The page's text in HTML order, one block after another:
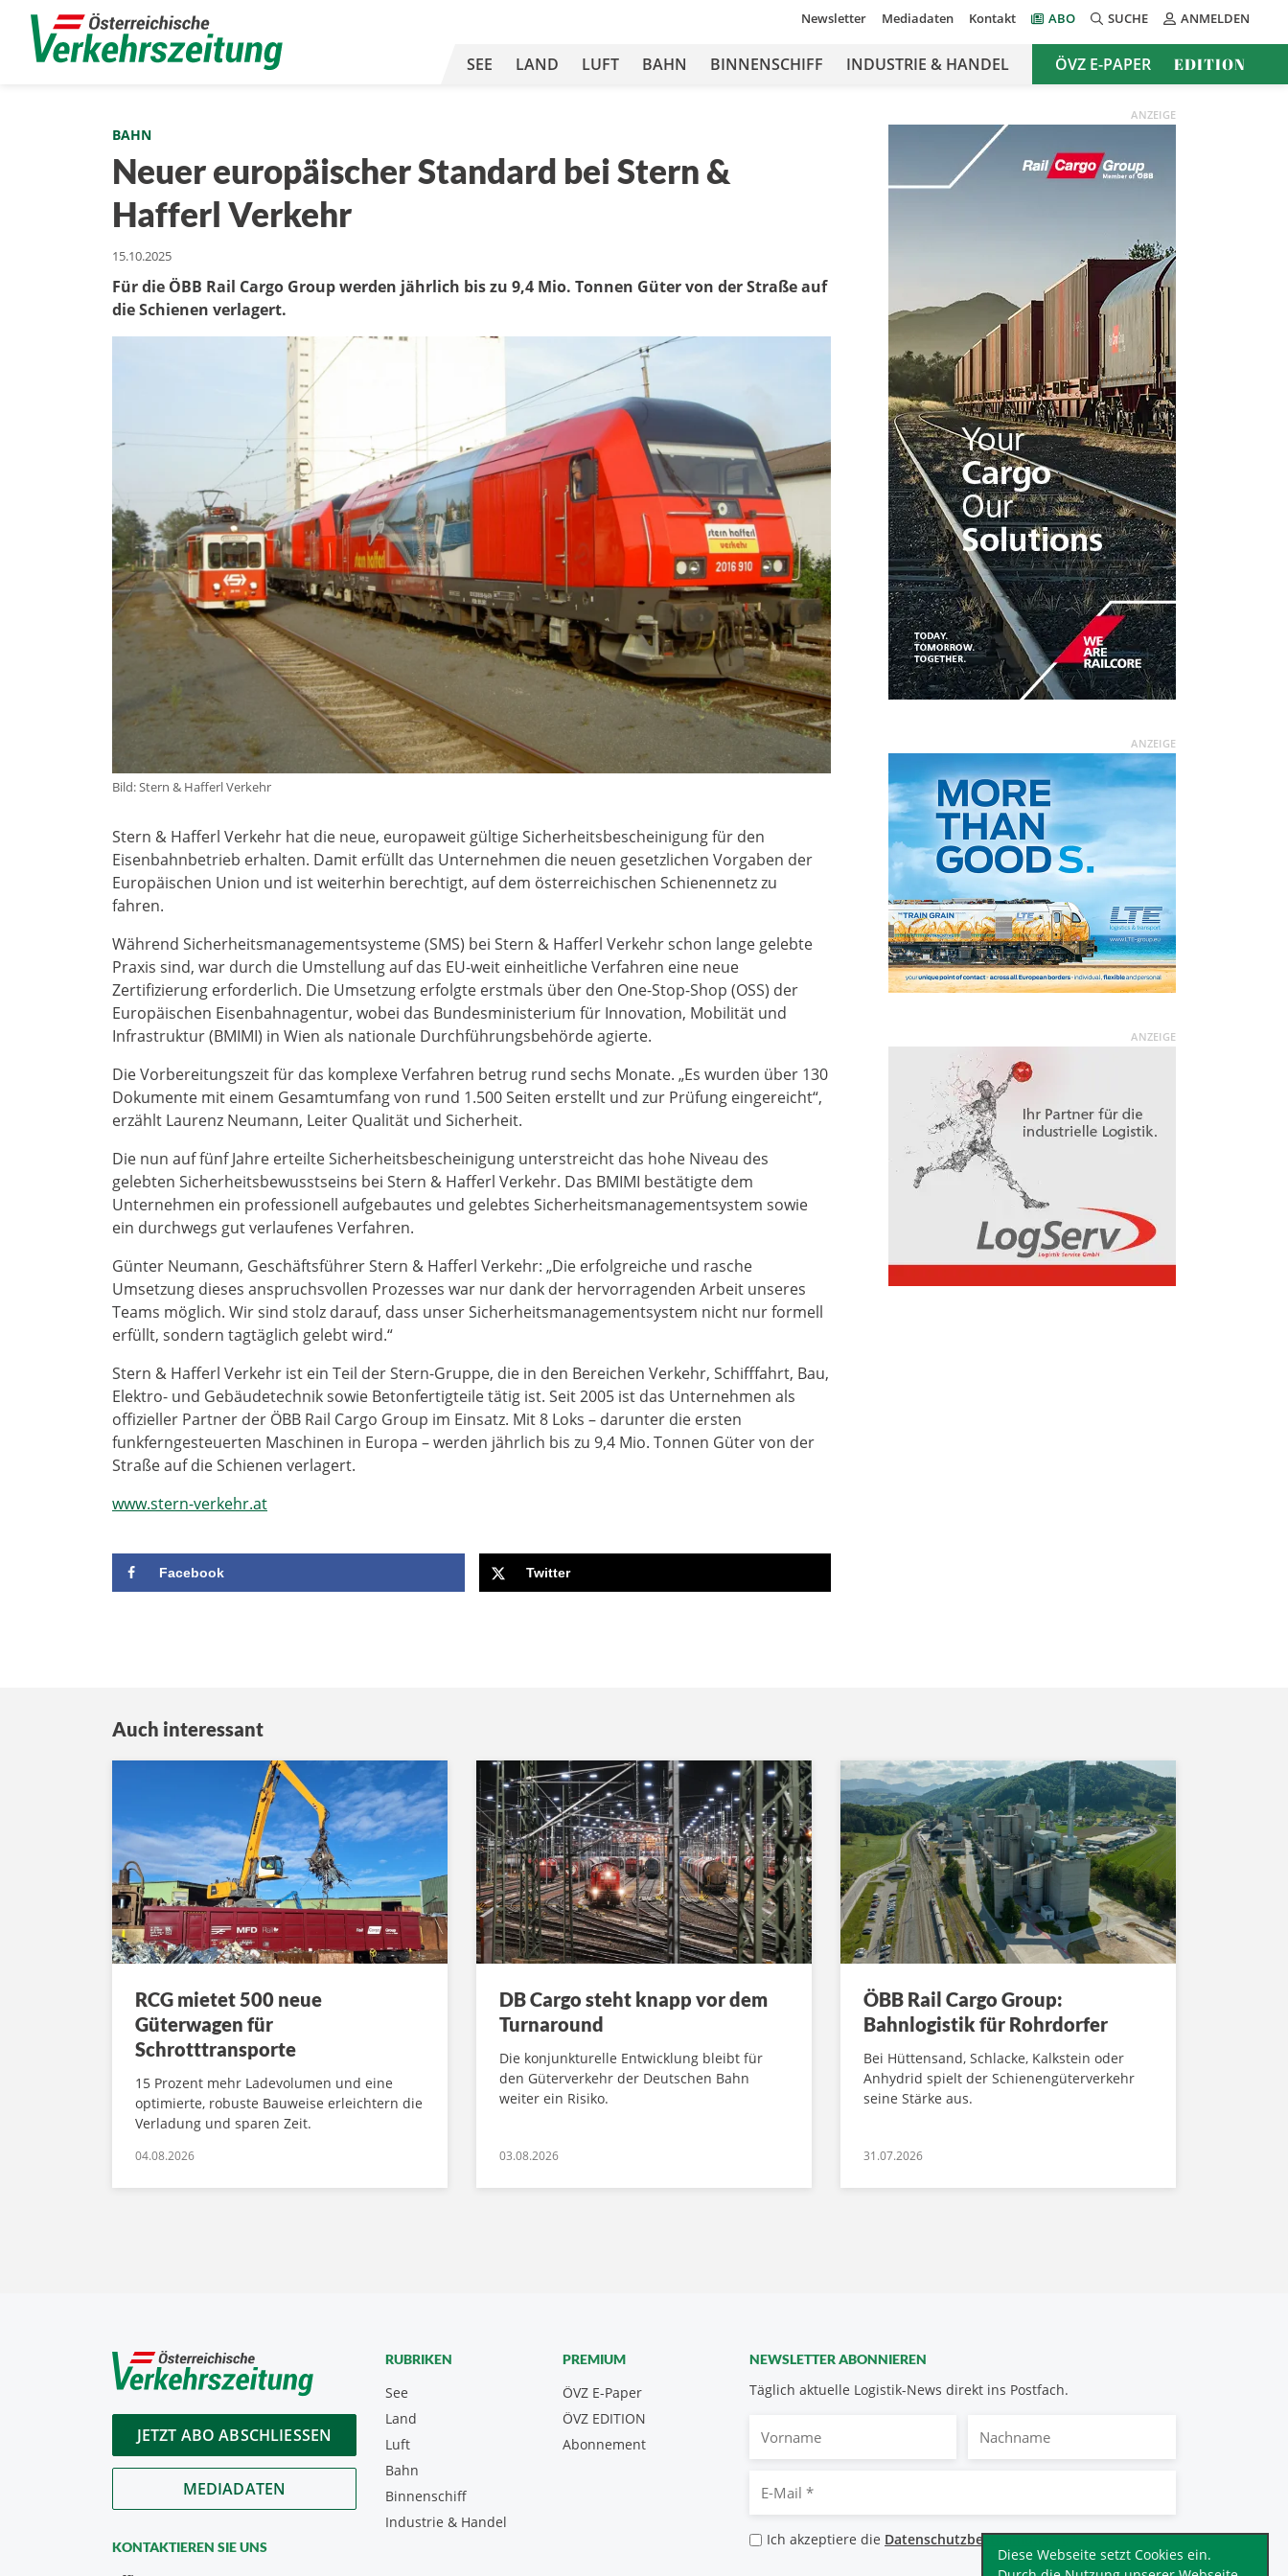
Diese Webseite setzt Cookies ein.
Newsletter Mediadaten Kontakt ABO SUCHE ANMELDEN
SEE LAND LUFT BAHN BINNENSCHIFF INDUSTRIE & HANDEL ÖVZ E-PAPER EDITION
BAHN
Neuer europäischer Standard bei Stern &
Hafferl Verkehr
15.10.2025
Für die ÖBB Rail Cargo Group werden jährlich bis zu 9,4 Mio. Tonnen Güter von der Straße auf
die Schienen verlagert.
Bild: Stern & Hafferl Verkehr
Stern & Hafferl Verkehr hat die neue, europaweit gültige Sicherheitsbescheinigung für den
Eisenbahnbetrieb erhalten. Damit erfüllt das Unternehmen die neuen gesetzlichen Vorgaben der
Europäischen Union und ist weiterhin berechtigt, auf dem österreichischen Schienennetz zu
fahren.
Während Sicherheitsmanagementsysteme (SMS) bei Stern & Hafferl Verkehr schon lange gelebte
Praxis sind, war durch die Umstellung auf das EU-weit einheitliche Verfahren eine neue
Zertifizierung erforderlich. Die Umsetzung erfolgte erstmals über den One-Stop-Shop (OSS) der
Europäischen Eisenbahnagentur, wobei das Bundesministerium für Innovation, Mobilität und
Infrastruktur (BMIMI) in Wien als nationale Durchführungsbehörde agierte.
Die Vorbereitungszeit für das komplexe Verfahren betrug rund sechs Monate. „Es wurden über 130
Dokumente mit einem Gesamtumfang von rund 1.500 Seiten erstellt und zur Prüfung eingereicht“,
erzählt Laurenz Neumann, Leiter Qualität und Sicherheit.
Die nun auf fünf Jahre erteilte Sicherheitsbescheinigung unterstreicht das hohe Niveau des
gelebten Sicherheitsbewusstseins bei Stern & Hafferl Verkehr. Das BMIMI bestätigte dem
Unternehmen ein professionell aufgebautes und gelebtes Sicherheitsmanagementsystem sowie
ein durchwegs gut verlaufenes Verfahren.
Günter Neumann, Geschäftsführer Stern & Hafferl Verkehr: „Die erfolgreiche und rasche
Umsetzung dieses anspruchsvollen Prozesses war nur dank der hervorragenden Arbeit unseres
Teams möglich. Wir sind stolz darauf, dass unser Sicherheitsmanagementsystem nicht nur formell
erfüllt, sondern tagtäglich gelebt wird.“
Stern & Hafferl Verkehr ist ein Teil der Stern-Gruppe, die in den Bereichen Verkehr, Schifffahrt, Bau,
Elektro- und Gebäudetechnik sowie Betonfertigteile tätig ist. Seit 2005 ist das Unternehmen als
offizieller Partner der ÖBB Rail Cargo Group im Einsatz. Mit 8 Loks – darunter die ersten
funkferngesteuerten Maschinen in Europa – werden jährlich bis zu 9,4 Mio. Tonnen Güter von der
Straße auf die Schienen verlagert.
www.stern-verkehr.at
Facebook Twitter
ANZEIGE
ANZEIGE
ANZEIGE
Auch interessant
RCG mietet 500 neue
Güterwagen für
Schrotttransporte
15 Prozent mehr Ladevolumen und eine
optimierte, robuste Bauweise erleichtern die
Verladung und sparen Zeit.
04.08.2026
DB Cargo steht knapp vor dem
Turnaround
Die konjunkturelle Entwicklung bleibt für
den Güterverkehr der Deutschen Bahn
weiter ein Risiko.
03.08.2026
ÖBB Rail Cargo Group:
Bahnlogistik für Rohrdorfer
Bei Hüttensand, Schlacke, Kalkstein oder
Anhydrid spielt der Schienengüterverkehr
seine Stärke aus.
31.07.2026
JETZT ABO ABSCHLIESSEN
MEDIADATEN
KONTAKTIEREN SIE UNS
NEWSLETTER ABONNIEREN
Täglich aktuelle Logistik-News direkt ins Postfach.
Mail
Datenschutzbestimmungen
Ich akzeptiere die Datenschutzbestimmungen.*
RUBRIKEN
See
Land
Luft
Bahn
Binnenschiff
Industrie & Handel
PREMIUM
ÖVZ E-Paper
Abonnement
ÖVZ EDITION